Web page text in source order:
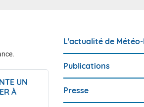
des Acquis de l'Expérience
professionnelle continue
UN
À
L'actualité de
Publications
Presse